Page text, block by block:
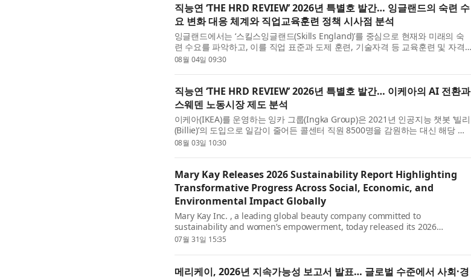
직능연 ‘THE HRD REVIEW’ 2026년 특별호 발간… 잉글랜드의 숙련 수
요 변화 대응 체계와 직업교육훈련 정책 시사점 분석
잉글랜드에서는 ‘스킬스잉글랜드(Skills England)’를 중심으로 현재와 미래의 숙
련 수요를 파악하고, 이를 직업 표준과 도제 훈련, 기술자격 등 교육훈련 및 자격
체계에 연계하기 위한 정책적 노력을 강화하고 있다. 인공지능(AI)과 신기술의 확
08월 04일 09:30
직능연 ‘THE HRD REVIEW’ 2026년 특별호 발간… 이케아의 AI 전환과
스웨덴 노동시장 제도 분석
이케아(IKEA)를 운영하는 잉카 그룹(Ingka Group)은 2021년 인공지능 챗봇 ‘빌리
(Billie)’의 도입으로 일감이 줄어든 콜센터 직원 8500명을 감원하는 대신 해당 직
원들을 ‘원격 인테리어 디자인 어드바이저(advisor)’로 재훈련하고 신규 서비스를
08월 03일 10:30
Mary Kay Releases 2026 Sustainability Report Highlighting
Transformative Progress Across Social, Economic, and
Environmental Impact Globally
Mary Kay Inc. , a leading global beauty company committed to
sustainability and women’s empowerment, today released its 2026
Sustainability Report, outlining progress toward its 2030 goals and
07월 31일 15:35
메리케이, 2026년 지속가능성 보고서 발표… 글로벌 수준에서 사회·경